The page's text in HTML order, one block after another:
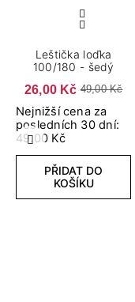
Předchozí
Leštička loďka
100/180 - šedý
26,00 Kč 49,00 Kč
Nejnižší cena za
posledních 30 dní:
49.00 Kč
PŘIDAT DO
KOŠÍKU